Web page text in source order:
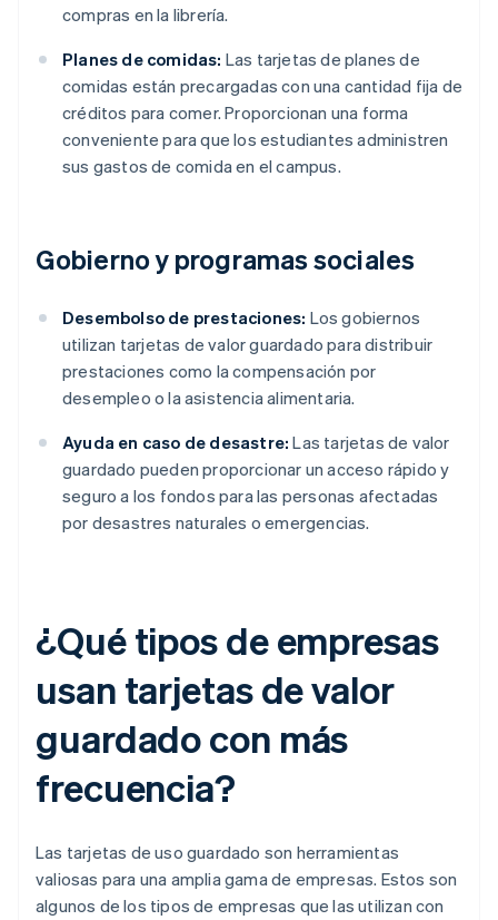
compras en la librería.
Planes de comidas: Las tarjetas de planes de
comidas están precargadas con una cantidad fija de
créditos para comer. Proporcionan una forma
conveniente para que los estudiantes administren
sus gastos de comida en el campus.
Gobierno y programas sociales
Desembolso de prestaciones: Los gobiernos
utilizan tarjetas de valor guardado para distribuir
prestaciones como la compensación por
desempleo o la asistencia alimentaria.
Ayuda en caso de desastre: Las tarjetas de valor
guardado pueden proporcionar un acceso rápido y
seguro a los fondos para las personas afectadas
por desastres naturales o emergencias.
¿Qué tipos de empresas
usan tarjetas de valor
guardado con más
frecuencia?
Las tarjetas de uso guardado son herramientas
valiosas para una amplia gama de empresas. Estos son
algunos de los tipos de empresas que las utilizan con